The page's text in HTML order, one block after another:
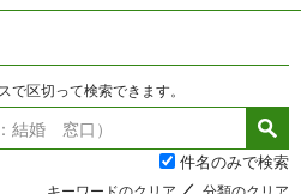
で区切って検索できます。
件名のみで検索